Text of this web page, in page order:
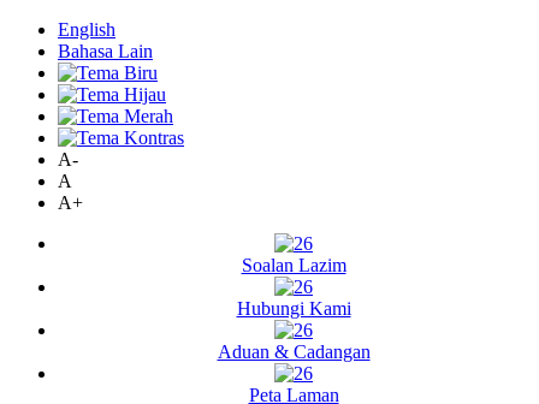
English
Bahasa Lain
A-
A
A+
Soalan Lazim
Hubungi Kami
Aduan & Cadangan
Peta Laman